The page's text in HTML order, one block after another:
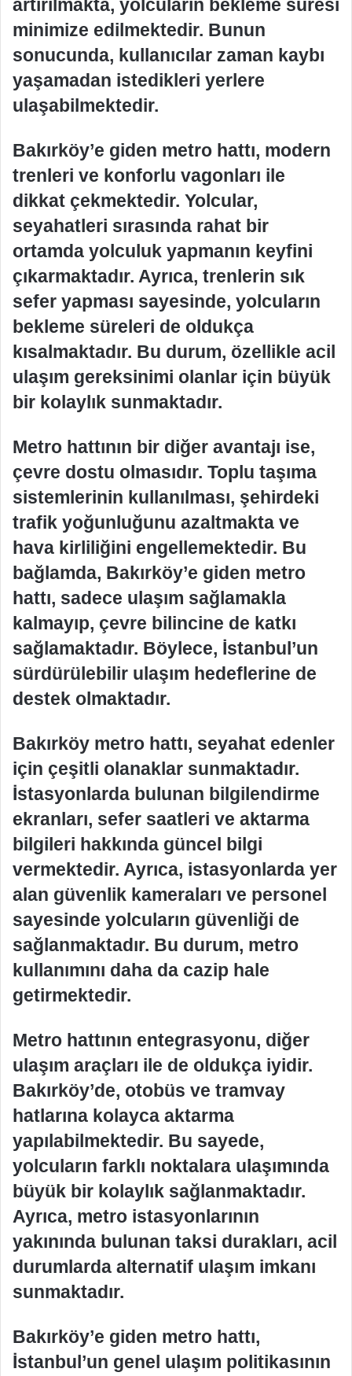
artırılmakta, yolcuların bekleme süresi
minimize edilmektedir. Bunun
sonucunda, kullanıcılar zaman kaybı
yaşamadan istedikleri yerlere
ulaşabilmektedir.
Bakırköy’e giden metro hattı, modern
trenleri ve konforlu vagonları ile
dikkat çekmektedir. Yolcular,
seyahatleri sırasında rahat bir
ortamda yolculuk yapmanın keyfini
çıkarmaktadır. Ayrıca, trenlerin sık
sefer yapması sayesinde, yolcuların
bekleme süreleri de oldukça
kısalmaktadır. Bu durum, özellikle acil
ulaşım gereksinimi olanlar için büyük
bir kolaylık sunmaktadır.
Metro hattının bir diğer avantajı ise,
çevre dostu olmasıdır. Toplu taşıma
sistemlerinin kullanılması, şehirdeki
trafik yoğunluğunu azaltmakta ve
hava kirliliğini engellemektedir. Bu
bağlamda, Bakırköy’e giden metro
hattı, sadece ulaşım sağlamakla
kalmayıp, çevre bilincine de katkı
sağlamaktadır. Böylece, İstanbul’un
sürdürülebilir ulaşım hedeflerine de
destek olmaktadır.
Bakırköy metro hattı, seyahat edenler
için çeşitli olanaklar sunmaktadır.
İstasyonlarda bulunan bilgilendirme
ekranları, sefer saatleri ve aktarma
bilgileri hakkında güncel bilgi
vermektedir. Ayrıca, istasyonlarda yer
alan güvenlik kameraları ve personel
sayesinde yolcuların güvenliği de
sağlanmaktadır. Bu durum, metro
kullanımını daha da cazip hale
getirmektedir.
Metro hattının entegrasyonu, diğer
ulaşım araçları ile de oldukça iyidir.
Bakırköy’de, otobüs ve tramvay
hatlarına kolayca aktarma
yapılabilmektedir. Bu sayede,
yolcuların farklı noktalara ulaşımında
büyük bir kolaylık sağlanmaktadır.
Ayrıca, metro istasyonlarının
yakınında bulunan taksi durakları, acil
durumlarda alternatif ulaşım imkanı
sunmaktadır.
Bakırköy’e giden metro hattı,
İstanbul’un genel ulaşım politikasının